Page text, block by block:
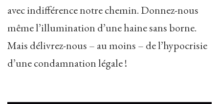
avec indifférence notre chemin. Donnez-nous
même l’illumination d’une haine sans borne.
Mais délivrez-nous – au moins – de l’hypocrisie
d’une condamnation légale !